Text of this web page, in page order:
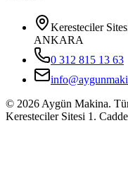
Keresteciler
ANKARA
0 312 815 13 63
© 2026Aygün Makina.
Keresteciler Sitesi 1.